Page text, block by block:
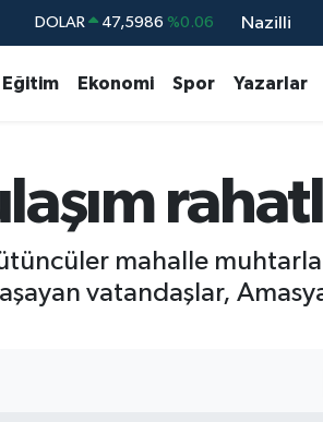
DOLAR 47,5986 %0.06
BITCOIN 64.602,05 %0.69
Nazilli
Eğitim Ekonomi Spor Yazarlar
mahalle
vatandaşlar,